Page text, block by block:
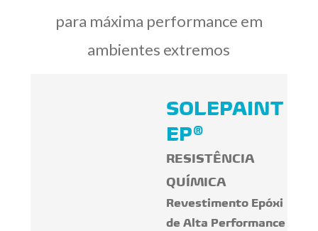
para máxima performance em
ambientes extremos
SOLEPAINT
EP®
RESISTÊNCIA
QUÍMICA
Revestimento Epóxi
de Alta Performance